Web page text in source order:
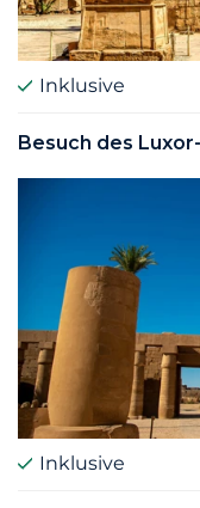
Inklusive
Besuch des
Inklusive